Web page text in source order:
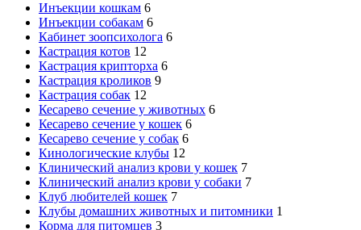
Инъекции кошкам 6
Инъекции собакам 6
Кабинет зоопсихолога 6
Кастрация котов 12
Кастрация крипторха 6
Кастрация кроликов 9
Кастрация собак 12
Кесарево сечение у животных 6
Кесарево сечение у кошек 6
Кесарево сечение у собак 6
Кинологические клубы 12
Клинический анализ крови у кошек 7
Клинический анализ крови у собаки 7
Клуб любителей кошек 7
Клубы домашних животных и питомники 1
Корма для питомцев 3